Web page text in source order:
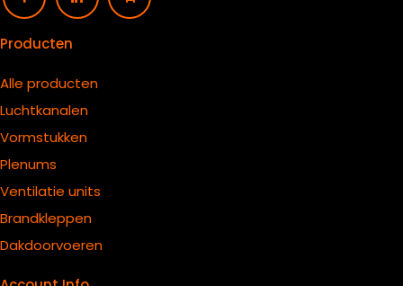
Producten
Alle producten
Luchtkanalen
Vormstukken
Plenums
Ventilatie units
Brandkleppen
Dakdoorvoeren